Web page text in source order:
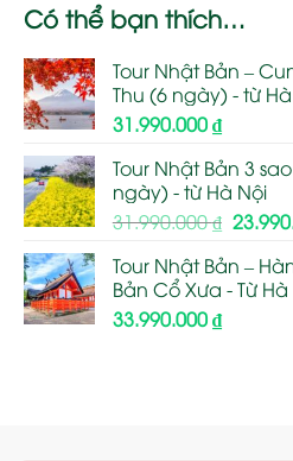
Có thể bạn thích…
Tour Nhật Bản –
Thu (6 ngày) - từ
31.990.000₫
Tour Nhật Bản 3
ngày) - từ Hà Nội
31.990.000₫ Giá
là:
Tour Nhật Bản –
Bản Cổ Xưa - Từ Hà
33.990.000₫